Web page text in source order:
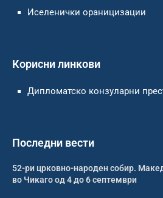
Иселенички ораницизации
Корисни линкови
Дипломатско конзуларни
Последни вести
52-ри црковно-народен собир.
во Чикаго од 4 до 6 септември